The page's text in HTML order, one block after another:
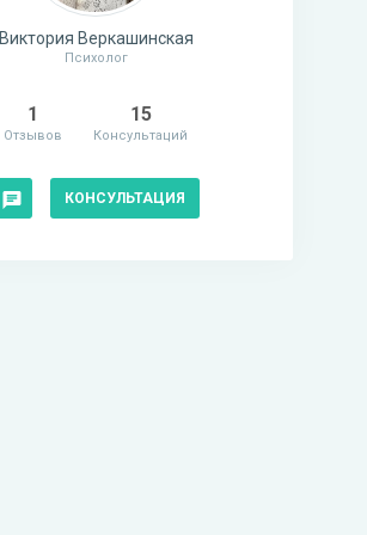
Виктория Веркашинская
Психолог
1
Отзывов
15
Консультаций
КОНСУЛЬТАЦИЯ